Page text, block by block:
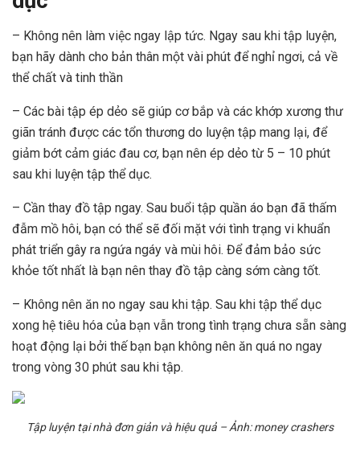
– Không nên làm việc ngay lập tức. Ngay sau khi tập luyện,
bạn hãy dành cho bản thân một vài phút để nghỉ ngơi, cả về
thể chất và tinh thần
– Các bài tập ép dẻo sẽ giúp cơ bắp và các khớp xương thư
giãn tránh được các tổn thương do luyện tập mang lại, để
giảm bớt cảm giác đau cơ, bạn nên ép dẻo từ 5 – 10 phút
sau khi luyện tập thể dục.
– Cần thay đồ tập ngay. Sau buổi tập quần áo bạn đã thấm
đẫm mồ hôi, bạn có thể sẽ đối mặt với tình trạng vi khuẩn
phát triển gây ra ngứa ngáy và mùi hôi. Để đảm bảo sức
khỏe tốt nhất là bạn nên thay đồ tập càng sớm càng tốt.
– Không nên ăn no ngay sau khi tập. Sau khi tập thể dục
xong hệ tiêu hóa của bạn vẫn trong tình trạng chưa sẵn sàng
hoạt động lại bởi thế bạn bạn không nên ăn quá no ngay
trong vòng 30 phút sau khi tập.
Tập luyện tại nhà đơn giản và hiệu quả – Ảnh: money crashers